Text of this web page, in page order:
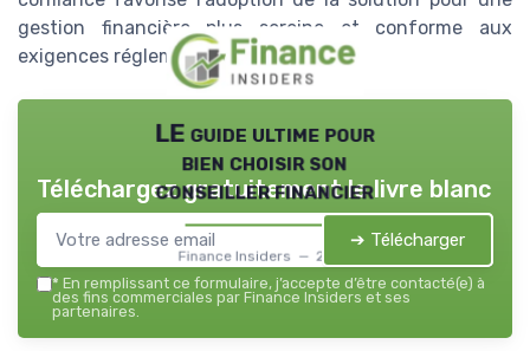
gestion financière plus sereine et conforme aux
exigences réglementaires.
LE guide ultime pour
bien choisir son
conseiller financier
Finance Insiders — 2026
Téléchargez gratuitement le livre blanc
➔ Télécharger
* En remplissant ce formulaire, j’accepte d’être contacté(e) à
des fins commerciales par Finance Insiders et ses
partenaires.